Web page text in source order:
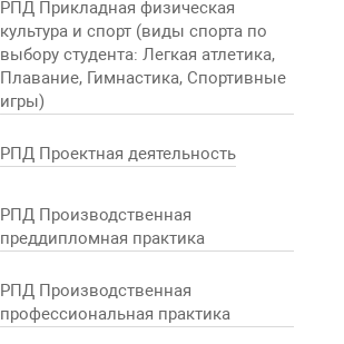
РПД Прикладная физическая
культура и спорт (виды спорта по
выбору студента: Легкая атлетика,
Плавание, Гимнастика, Спортивные
игры)
РПД Проектная деятельность
РПД Производственная
преддипломная практика
РПД Производственная
профессиональная практика